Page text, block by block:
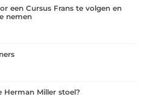
een Cursus Frans te volgen en
nemen
Miller stoel?